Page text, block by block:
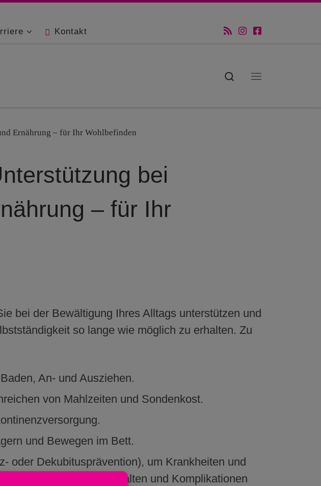
Kontakt
Search
Ernährung – für Ihr Wohlbefinden
bei
– für Ihr
bei der Bewältigung Ihres Alltags unterstützen und
so lange wie möglich zu erhalten. Zu
An- und Ausziehen.
von Mahlzeiten und Sondenkost.
und Bewegen im Bett.
oder Dekubitusprävention), um Krankheiten und
die Gesundheit erhalten und Komplikationen